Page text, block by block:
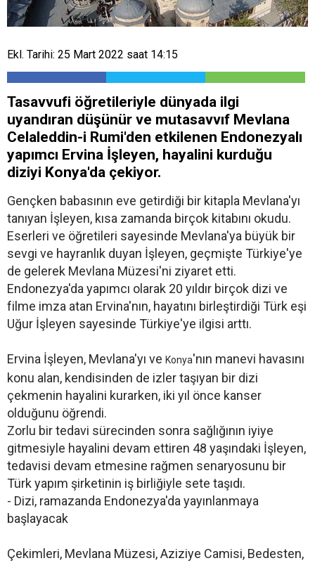
Ekl. Tarihi: 25 Mart 2022 saat 14:15
Tasavvufi öğretileriyle dünyada ilgi
uyandıran düşünür ve mutasavvıf Mevlana
Celaleddin-i Rumi'den etkilenen Endonezyalı
yapımcı Ervina İşleyen, hayalini kurduğu
diziyi Konya'da çekiyor.
Gençken babasının eve getirdiği bir kitapla Mevlana'yı
tanıyan İşleyen, kısa zamanda birçok kitabını okudu.
Eserleri ve öğretileri sayesinde Mevlana'ya büyük bir
sevgi ve hayranlık duyan İşleyen, geçmişte Türkiye'ye
de gelerek Mevlana Müzesi'ni ziyaret etti.
Endonezya'da yapımcı olarak 20 yıldır birçok dizi ve
filme imza atan Ervina'nın, hayatını birleştirdiği Türk eşi
Uğur İşleyen sayesinde Türkiye'ye ilgisi arttı.
Ervina İşleyen, Mevlana'yı ve Konya'nın manevi havasını
konu alan, kendisinden de izler taşıyan bir dizi
çekmenin hayalini kurarken, iki yıl önce kanser
olduğunu öğrendi.
Zorlu bir tedavi sürecinden sonra sağlığının iyiye
gitmesiyle hayalini devam ettiren 48 yaşındaki İşleyen,
tedavisi devam etmesine rağmen senaryosunu bir
Türk yapım şirketinin iş birliğiyle sete taşıdı.
- Dizi, ramazanda Endonezya'da yayınlanmaya
başlayacak
Çekimleri, Mevlana Müzesi, Aziziye Camisi, Bedesten,